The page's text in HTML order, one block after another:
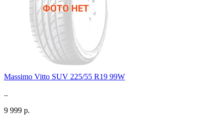
Massimo Vitto SUV 225/55 R19 99W
..
9 999 р.